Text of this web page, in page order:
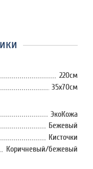
220см
35x70см
ЭкоКожа
Бежевый
Кисточки
Коричневый/бежевый